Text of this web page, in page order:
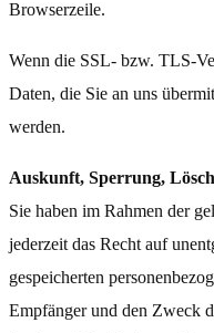
Browserzeile.
Wenn die SSL- bzw. TLS-
Daten, die Sie an uns
werden.
Auskunft, Sperrung,
Sie haben im Rahmen der
jederzeit das Recht auf
gespeicherten
Empfänger und den Zweck